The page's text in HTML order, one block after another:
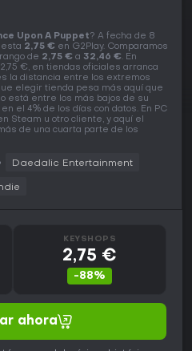
Upon A Puppet? A fecha de 8
2,75 € en G2Play. Comparamos
de 2,75 € a 32,46 €. En
€, en tiendas oficiales arranca
la distancia entre los extremos
elegir tienda pesa más aquí que
está entre los más bajos de su
el 4% de los días con datos. En PC
Steam u otro cliente, y aquí el
de una cuarta parte de los
Daedalic Entertainment
KEYSHOPS
2,75 €
-88%
ahora